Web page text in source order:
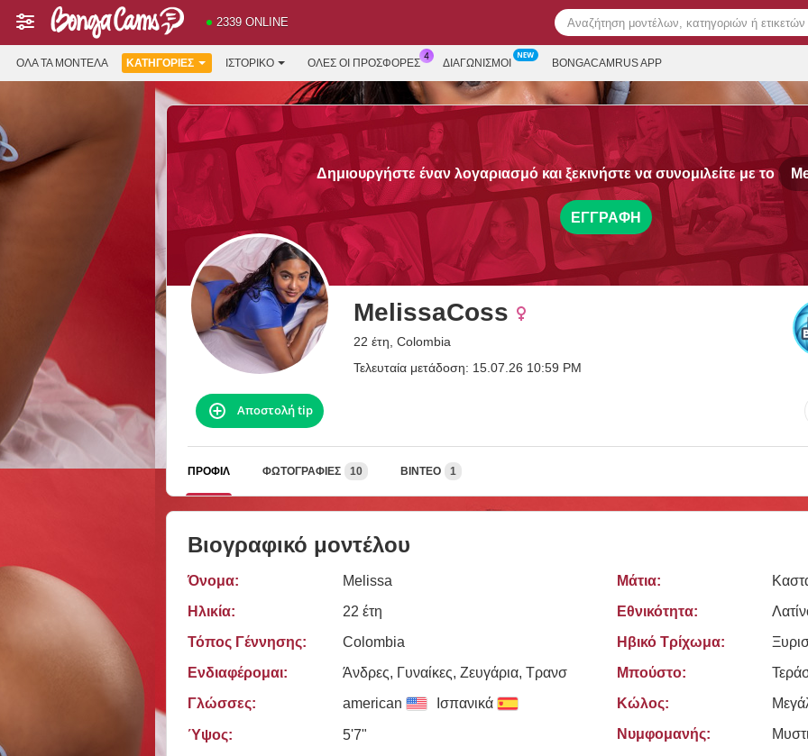
2339 ONLINE
ΌΛΑ ΤΑ ΜΟΝΤΈΛΑ ΚΑΤΗΓΟΡΊΕΣ ΙΣΤΟΡΙΚΌ ΟΛΕΣ ΟΙ ΠΡΟΣΦΟΡΕΣ ΔΙΑΓΩΝΙΣΜΟΊ BONGACAMRUS APP
Δημιουργήστε έναν λογαριασμό και ξεκινήστε να συνομιλείτε με το
ΕΓΓΡΑΦΉ
MelissaCoss
22 έτη, Colombia
Τελευταία μετάδοση: 15.07.26 10:59 PM
Αποστολή tip
ΠΡΟΦΊΛ ΦΩΤΟΓΡΑΦΊΕΣ 10 ΒΊΝΤΕΟ 1
Βιογραφικό μοντέλου
Όνομα:
Melissa
Ηλικία:
22 έτη
Τόπος Γέννησης:
Colombia
Ενδιαφέρομαι:
Άνδρες, Γυναίκες, Zευγάρια, Τρανσ
Γλώσσες:
american Ισπανικά
Ύψος:
5'7"
Μάτια:
Εθνικότητα:
Ηβικό Τρίχωμα:
Μπούστο:
Κώλος:
Νυμφομανής: